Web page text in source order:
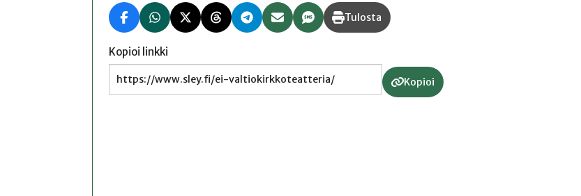
Tulosta
Kopioi linkki
Kopioi